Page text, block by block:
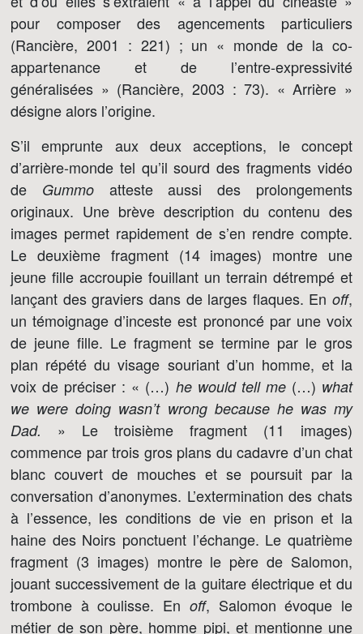
pour composer des agencements particuliers
(Rancière, 2001 : 221) ; un « monde de la co-
appartenance et de l’entre-expressivité
généralisées » (Rancière, 2003 : 73). « Arrière »
désigne alors l’origine.
S’il emprunte aux deux acceptions, le concept
d’arrière-monde tel qu’il sourd des fragments vidéo
de Gummoatteste aussi des prolongements
originaux. Une brève description du contenu des
images permet rapidement de s’en rendre compte.
Le deuxième fragment (14 images) montre une
jeune fille accroupie fouillant un terrain détrempé et
lançant des graviers dans de larges flaques. En off,
un témoignage d’inceste est prononcé par une voix
de jeune fille. Le fragment se termine par le gros
plan répété du visage souriant d’un homme, et la
voix de préciser : « (…) he would tell me(…) what
we were doing wasn’t wrong because he was my
Dad. » Le troisième fragment (11 images)
commence par trois gros plans du cadavre d’un chat
blanc couvert de mouches et se poursuit par la
conversation d’anonymes. L’extermination des chats
à l’essence, les conditions de vie en prison et la
haine des Noirs ponctuent l’échange. Le quatrième
fragment (3 images) montre le père de Salomon,
jouant successivement de la guitare électrique et du
trombone à coulisse. En off, Salomon évoque le
métier de son père, homme pipi, et mentionne une